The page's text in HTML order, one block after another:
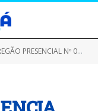
Nº 021202/2021 (AQUISIÇÃO DE MATERIAIS DE CONSTRUÇÃO PARA AS UNIDADES ADMINISTRATIVAS DO MUNICÍPIO DE GURUPÁ)